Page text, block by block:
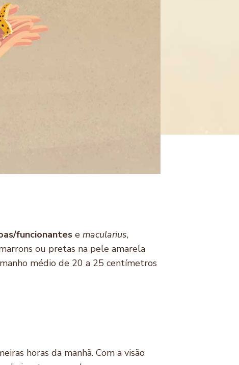
funcionantes e macularius,
ou pretas na pele amarela
médio de 20 a 25 centímetros
horas da manhã. Com a visão